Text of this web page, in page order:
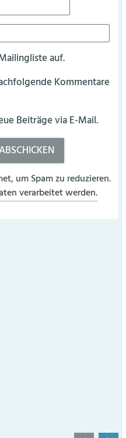
auf.
Kommentare
Beiträge via E-Mail.
um Spam zu reduzieren.
verarbeitet werden.